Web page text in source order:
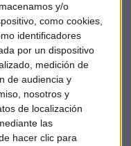
y/o
como cookies,
identificadores
por un dispositivo
medición de
de audiencia y
nosotros y
de localización
las
hacer clic para
que el "ICO tarda
y las cuotas siguen